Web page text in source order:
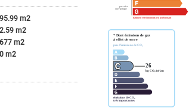
m2
m2
m2
m2